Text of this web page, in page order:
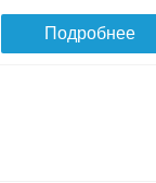
Подробнее